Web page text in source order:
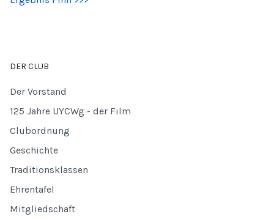
DER CLUB
Der Vorstand
125 Jahre UYCWg - der Film
Clubordnung
Geschichte
Traditionsklassen
Ehrentafel
Mitgliedschaft